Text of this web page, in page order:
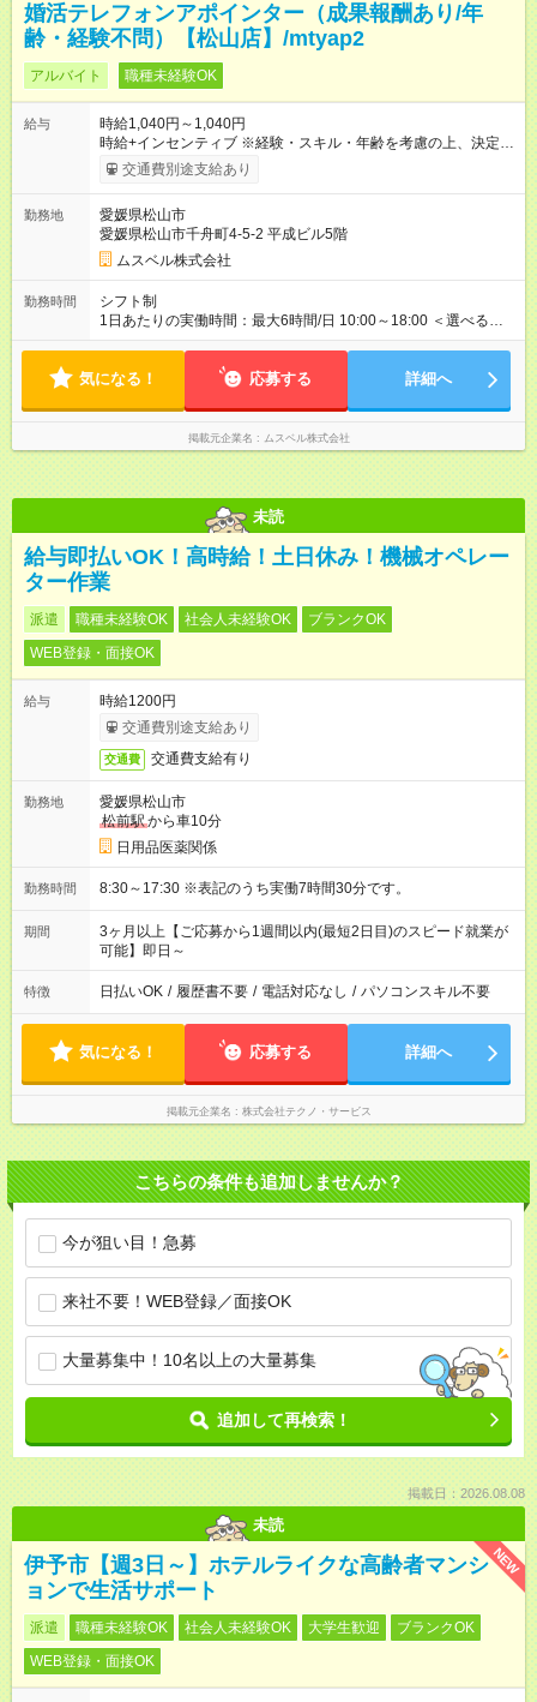
婚活テレフォンアポインター（成果報酬あり/年
齢・経験不問）【松山店】/mtyap2
アルバイト 職種未経験OK
給与
時給1,040円～1,040円
時給+インセンティブ ※経験・スキル・年齢を考慮の上、決定し
ます。 《成果に応じたインセンティブ支給例》 テレアポ未経
験、入社5ヶ月目の女性パートさんが、時給に加えて、月7万円
果・貢献に応じた報酬制度が導入されています。 ※試用期間は3
ヶ月で、その間は有期契約です。そのほかの条件に変更はあり
ません。 【試用期間】試用期間あり 試用期間の長さ：2ヶ月
※ 雇用形態と給与に、本採用時と異なる部分があります。 雇用
形態：中途採用（契約社員） 給与：本採用時と同じです。 ※試
用期間は2ヶ月で、その間は有期契約です。そのほかの条件に変
間3ヶ月になります。
交通費別途支給あり
勤務地
愛媛県松山市
愛媛県松山市千舟町4-5-2 平成ビル5階
ムスベル株式会社
勤務時間
シフト制
1日あたりの実働時間：最大6時間/日 10:00～18:00 ＜選べるシ
フト＞ (1)10:00～16:00 (2)10:00～17:00 (3)10:00～18:00 ◎
（希望シフト制） ◎原則定時退社／残業はほとんどありませ
気になる！ 応募する 詳細へ
掲載元企業名 ムスベル株式会社
未読
給与即払いOK！高時給！土日休み！機械オペレー
ター作業
派遣 職種未経験OK 社会人未経験OK
ブランクOK
WEB登録・面接OK
給与
時給1200円
交通費別途支給あり
交通費 交通費支給有り
勤務地
愛媛県松山市
松前駅から車10分
日用品医薬関係
勤務時間 8:30～17:30 ※表記のうち実働7時間30分です。
期間
3ヶ月以上【ご応募から1週間以内(最短2日目)のスピード就業が
可能】即日～
特徴 日払いOK / 履歴書不要 / 電話対応なし / パソコンスキル不要
気になる！ 応募する 詳細へ
掲載元企業名 株式会社テクノ・サービス
こちらの条件も追加しませんか？
今が狙い目！急募
来社不要！WEB登録／面接OK
大量募集中！10名以上の大量募集
追加して再検索！
掲載日：2026.08.08
未読
NEW
伊予市【週3日～】ホテルライクな高齢者マンシ
ョンで生活サポート
派遣 職種未経験OK 社会人未経験OK 大学生歓迎
ブランクOK
WEB登録・面接OK